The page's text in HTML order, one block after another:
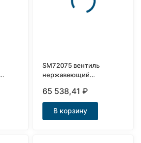
SM72075 вентиль
нержавеющий
открытый
65 538,41₽
В корзину